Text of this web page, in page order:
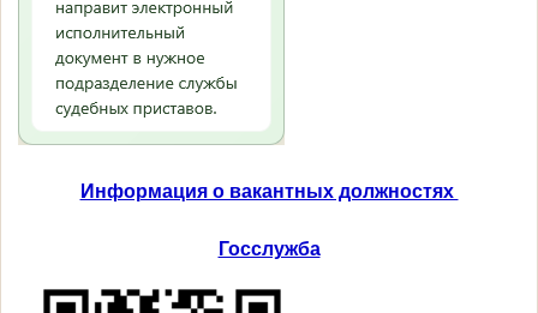
Информация о вакантных должностях
Госслужба